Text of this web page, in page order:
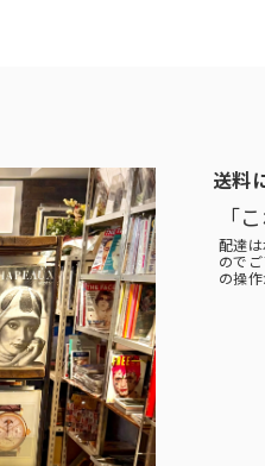
送料
「
配達
ので
の操